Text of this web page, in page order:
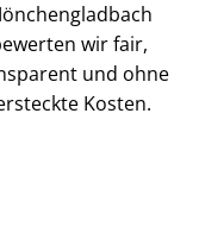
wir fair,
und ohne
Kosten.